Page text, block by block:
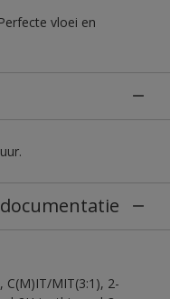
vloei en
C(M)IT/MIT(3:1), 2-